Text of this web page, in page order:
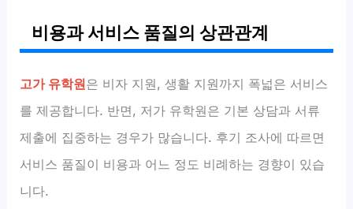
비용과 서비스 품질의 상관관계
고가 유학원은 비자 지원, 생활 지원까지 폭넓은 서비스
를 제공합니다. 반면, 저가 유학원은 기본 상담과 서류
제출에 집중하는 경우가 많습니다. 후기 조사에 따르면
서비스 품질이 비용과 어느 정도 비례하는 경향이 있습
니다.